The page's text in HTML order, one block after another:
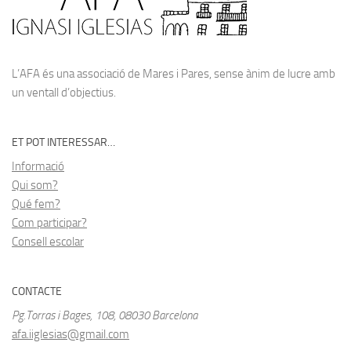
L’AFA és una associació de Mares i Pares, sense ànim de lucre amb
un ventall d’objectius.
ET POT INTERESSAR…
Informació
Qui som?
Qué fem?
Com participar?
Consell escolar
CONTACTE
Pg.Torras i Bages, 108, 08030 Barcelona
afa.iiglesias@gmail.com